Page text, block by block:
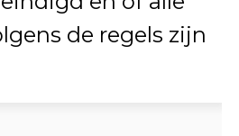
de regels zijn